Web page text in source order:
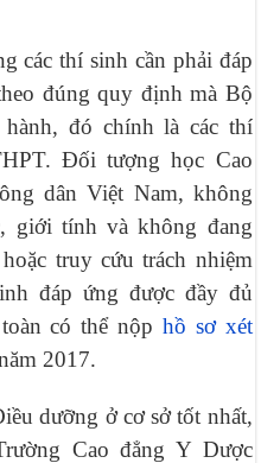
các thí sinh cần phải đáp
đúng quy định mà Bộ
đó chính là các thí
Đối tượng học Cao
dân Việt Nam, không
giới tính và không đang
truy cứu trách nhiệm
đáp ứng được đầy đủ
có thể nộphồ sơ xét
2017.
dưỡng ở cơ sở tốt nhất,
Cao đẳng Y Dược